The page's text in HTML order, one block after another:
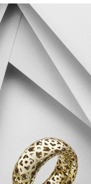
an object, with light
的百龄坛苏格兰威士忌
你会拒绝它吗?